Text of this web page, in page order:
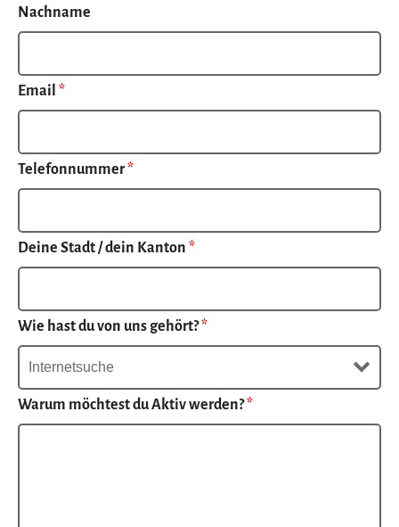
Nachname
Email *
Telefonnummer*
Deine Stadt / dein Kanton *
Wie hast du von uns gehört?*
Warum möchtest du Aktiv werden?*